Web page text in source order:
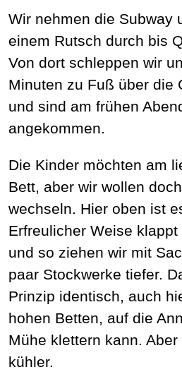
Wir nehmen die Subway
einem Rutsch durch bis
Von dort schleppen wir
Minuten zu Fuß über die
und sind am frühen
angekommen.
Die Kinder möchten am
Bett, aber wir wollen
wechseln. Hier oben ist
Erfreulicher Weise
und so ziehen wir mit
paar Stockwerke tiefer.
Prinzip identisch, auch
hohen Betten, auf die
Mühe klettern kann.
kühler.